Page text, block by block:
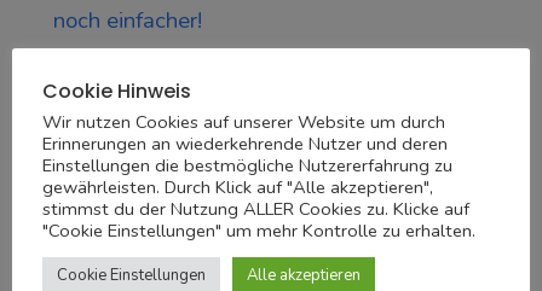
noch einfacher!
Share
Immobilien Investieren Immobilie
Irena Markovic
Cookie Hinweis
Wir nutzen Cookies auf unserer Website um durch
Erinnerungen an wiederkehrende Nutzer und deren
Einstellungen die bestmögliche Nutzererfahrung zu
gewährleisten. Durch Klick auf "Alle akzeptieren",
stimmst du der Nutzung ALLER Cookies zu. Klicke auf
"Cookie Einstellungen" um mehr Kontrolle zu erhalten.
Cookie Einstellungen Alle akzeptieren